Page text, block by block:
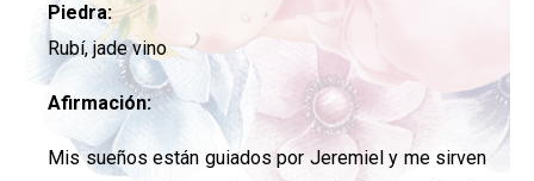
Piedra:
Rubí, jade vino
Afirmación:
Mis sueños están guiados por Jeremiel y me sirven